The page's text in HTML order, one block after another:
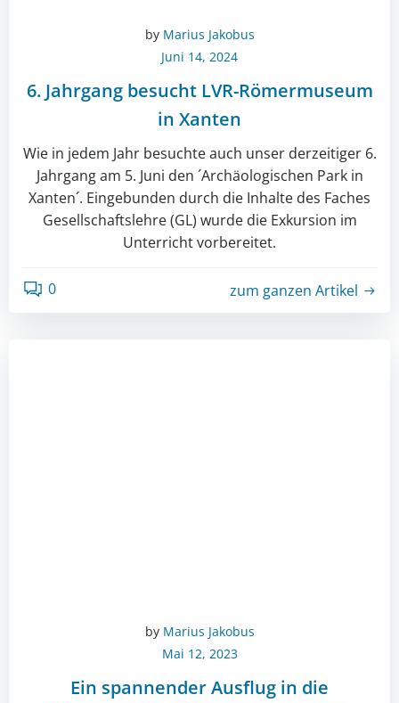
by Marius Jakobus
Juni 14, 2024
6. Jahrgang besucht LVR-Römermuseum
in Xanten
Wie in jedem Jahr besuchte auch unser derzeitiger 6.
Jahrgang am 5. Juni den ´Archäologischen Park in
Xanten´. Eingebunden durch die Inhalte des Faches
Gesellschaftslehre (GL) wurde die Exkursion im
Unterricht vorbereitet.
0 zum ganzen Artikel
by Marius Jakobus
Mai 12, 2023
Ein spannender Ausflug in die